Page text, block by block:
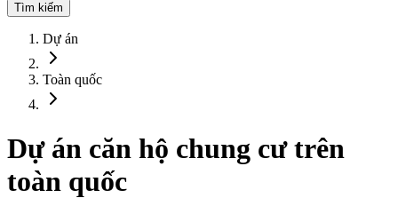
Tìm kiếm
Dự án
Toàn quốc
Dự án căn hộ chung cư trên
toàn quốc